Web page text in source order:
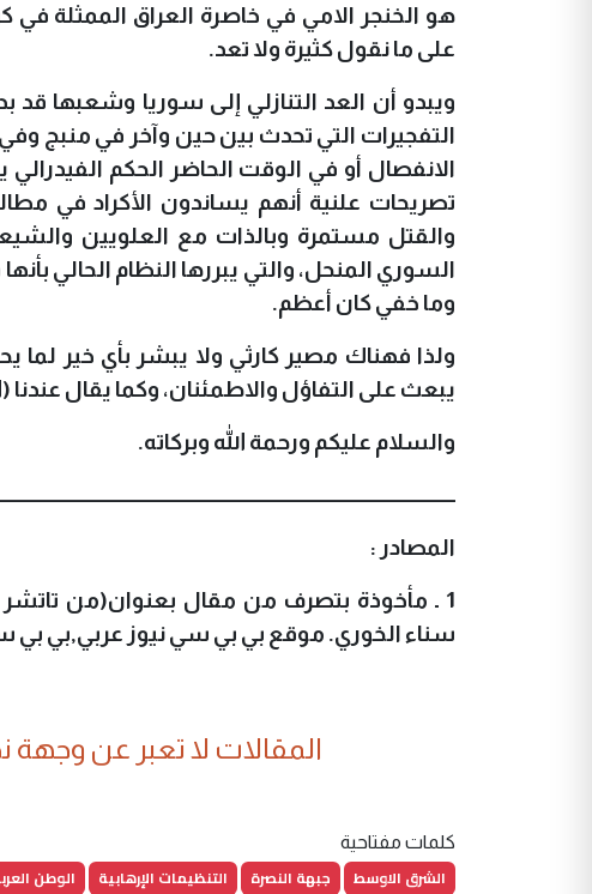
هو الخنجر الامي في خاصرة العراق الممثلة في
على ما نقول كثيرة ولا تعد.
ويبدو أن العد التنازلي إلى سوريا وشعبها قد
التفجيرات التي تحدث بين حين وآخر في منبج
الانفصال أو في الوقت الحاضر الحكم
تصريحات علنية أنهم يساندون الأكراد في
والقتل مستمرة وبالذات مع العلويين
السوري المنحل، والتي يبررها النظام الحالي
وما خفي كان أعظم.
ولذا فهناك مصير كارثي ولا يبشر بأي خير لما
يبعث على التفاؤل والاطمئنان، وكما يقال عندنا
والسلام عليكم ورحمة الله وبركاته.
ـــــــــــــــــــــــــــــــــــــــــــــــــــــــــــــــــــــــــــــــــــــــــــــــــــــــــــــــــــــــــــــــ
المصادر :
1 ـ مأخوذة بتصرف من مقال بعنوان(من
سناء الخوري. موقع بي بي سي نيوز عربي,بي بي سي نيوز
المقالات لا تعبر عن وجهة
كلمات مفتاحية
الشرق الاوسط جبهة النصرة التنظيمات الإرهابية الوطن